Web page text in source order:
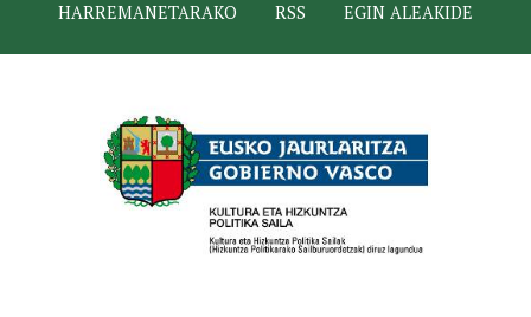
HARREMANETARAKO
RSS EGIN ALEAKIDE